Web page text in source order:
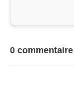
0 commentaire